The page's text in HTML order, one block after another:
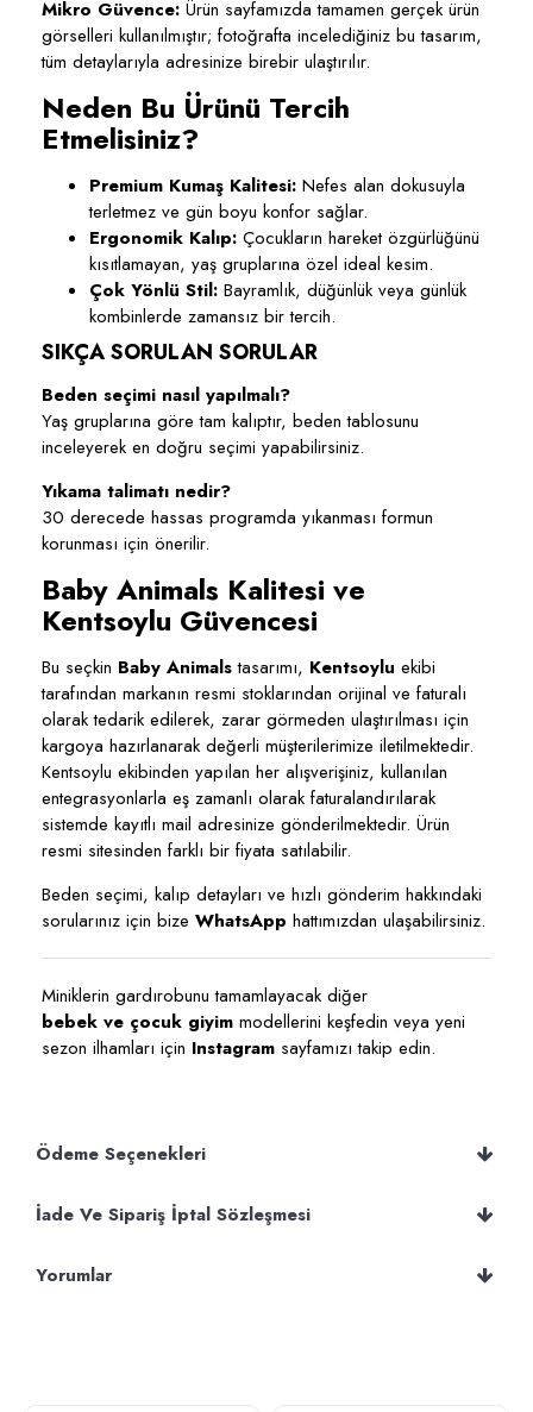
Mikro Güvence: Ürün sayfamızda tamamen gerçek ürün
görselleri kullanılmıştır; fotoğrafta incelediğiniz bu tasarım,
tüm detaylarıyla adresinize birebir ulaştırılır.
Neden Bu Ürünü Tercih
Etmelisiniz?
Premium Kumaş Kalitesi: Nefes alan dokusuyla
terletmez ve gün boyu konfor sağlar.
Ergonomik Kalıp: Çocukların hareket özgürlüğünü
kısıtlamayan, yaş gruplarına özel ideal kesim.
Çok Yönlü Stil: Bayramlık, düğünlük veya günlük
kombinlerde zamansız bir tercih.
SIKÇA SORULAN SORULAR
Beden seçimi nasıl yapılmalı?
Yaş gruplarına göre tam kalıptır, beden tablosunu
inceleyerek en doğru seçimi yapabilirsiniz.
Yıkama talimatı nedir?
30 derecede hassas programda yıkanması formun
korunması için önerilir.
Baby Animals Kalitesi ve
Kentsoylu Güvencesi
Bu seçkin Baby Animalstasarımı, Kentsoylu ekibi
tarafından markanın resmi stoklarından orijinal ve faturalı
olarak tedarik edilerek, zarar görmeden ulaştırılması için
kargoya hazırlanarak değerli müşterilerimize iletilmektedir.
Kentsoylu ekibinden yapılan her alışverişiniz, kullanılan
entegrasyonlarla eş zamanlı olarak faturalandırılarak
sistemde kayıtlı mail adresinize gönderilmektedir. Ürün
resmi sitesinden farklı bir fiyata satılabilir.
Beden seçimi, kalıp detayları ve hızlı gönderim hakkındaki
sorularınız için bize WhatsApp hattımızdan ulaşabilirsiniz.
Miniklerin gardırobunu tamamlayacak diğer
bebek ve çocuk giyim modellerini keşfedin veya yeni
sezon ilhamları için Instagram sayfamızı takip edin.
Ödeme Seçenekleri
İade Ve Sipariş İptal Sözleşmesi
Yorumlar